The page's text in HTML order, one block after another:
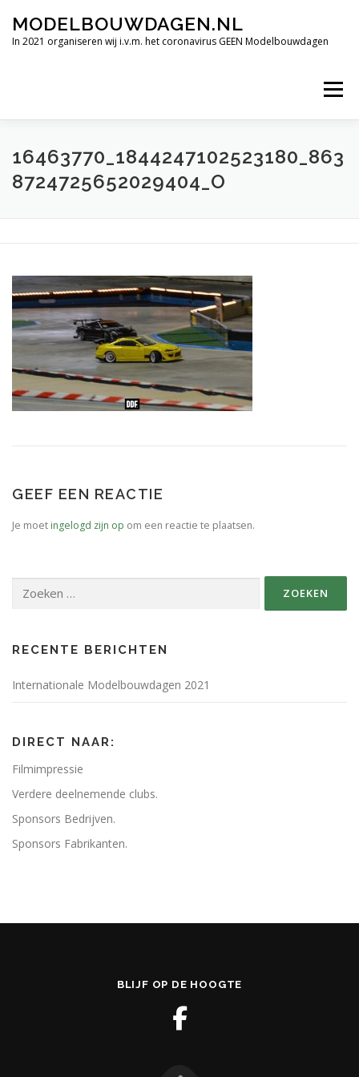
naarMODELBOUWDAGEN.NL
In 2021 organiseren wij i.v.m. het coronavirus GEEN Modelbouwdagen
Menu
TERUGBLIK INTERNATIONALE MODELBOUWDAGEN 2019
CONTACT SPONSORS BEDRIJVEN.
SPONSORS FABRIKANTEN. PERSBERICHT
16463770_1844247102523180_863
8724725652029404_O
GEEF EEN REACTIE
Je moet ingelogd zijn op om een reactie te plaatsen.
naar:
RECENTE BERICHTEN
Internationale Modelbouwdagen 2021
DIRECT NAAR:
Filmimpressie
Verdere deelnemende clubs.
Sponsors Bedrijven.
Sponsors Fabrikanten.
BLIJF OP DE HOOGTE